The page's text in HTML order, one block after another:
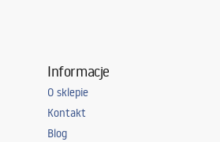
Informacje
O sklepie
Kontakt
Blog